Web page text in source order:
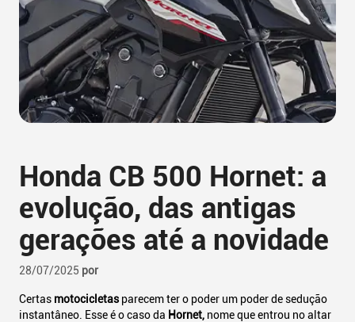
Honda CB 500 Hornet: a
evolução, das antigas
gerações até a novidade
28/07/2025 por
Certas motocicletasparecem ter o poder um poder de sedução
instantâneo. Esse é o caso da Hornet, nome que entrou no altar